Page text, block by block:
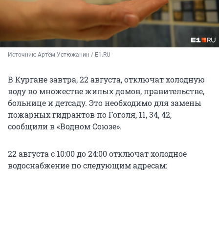
Источник: Артём Устюжанин / E1.RU
В Кургане завтра, 22 августа, отключат холодную
воду во множестве жилых домов, правительстве,
больнице и детсаду. Это необходимо для замены
пожарных гидрантов по Гоголя, 11, 34, 42,
сообщили в «Водном Союзе».
22 августа с 10:00 до 24:00 отключат холодное
водоснабжение по следующим адресам: